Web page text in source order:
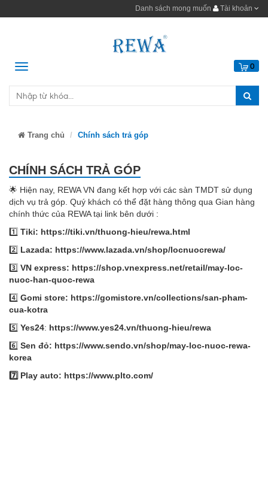
Danh sách mong muốn Tài khoản
Menu 0
Trang chủ Chính sách trả góp
CHÍNH SÁCH TRẢ GÓP
🌟 Hiện nay, REWA VN đang kết hợp với các sàn TMDT sử dụng
dịch vụ trả góp. Quý khách có thể đặt hàng thông qua Gian hàng
chính thức của REWA tại link bên dưới :
1️⃣ Tiki: https://tiki.vn/thuong-hieu/rewa.html
2️⃣ Lazada: https://www.lazada.vn/shop/locnuocrewa/
3️⃣ VN express: https://shop.vnexpress.net/retail/may-loc-
nuoc-han-quoc-rewa
4️⃣ Gomi store: https://gomistore.vn/collections/san-pham-
cua-kotra
5️⃣ Yes24: https://www.yes24.vn/thuong-hieu/rewa
6️⃣ Sen đỏ: https://www.sendo.vn/shop/may-loc-nuoc-rewa-
korea
7️⃣ Play auto: https://www.plto.com/